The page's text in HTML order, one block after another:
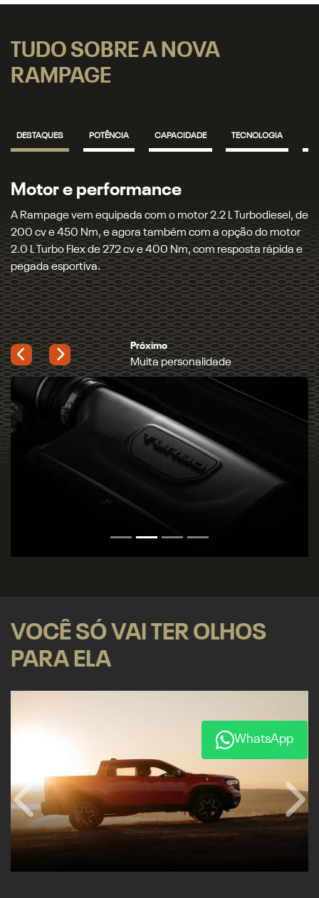
TUDO SOBRE A NOVA
RAMPAGE
DESTAQUES POTÊNCIA CAPACIDADE TECNOLOGIA
Motor e performance
A Rampage vem equipada com o motor 2.2 L Turbodiesel, de
200 cv e 450 Nm, e agora também com a opção do motor
2.0 L Turbo Flex de 272 cv e 400 Nm, com resposta rápida e
pegada esportiva.
Previous Next
Próximo
Muita personalidade
VOCÊ SÓ VAI TER OLHOS
PARA ELA
Anterior
WhatsApp